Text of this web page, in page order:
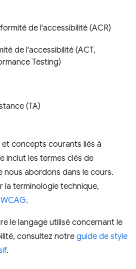
de l'accessibilité (ACR)
de l'accessibilité (ACT,
Testing)
(TA)
concepts courants liés à
inclut les termes clés de
nous abordons dans le cours.
la terminologie technique,
.
le langage utilisé concernant le
consultez notre guide de style
.